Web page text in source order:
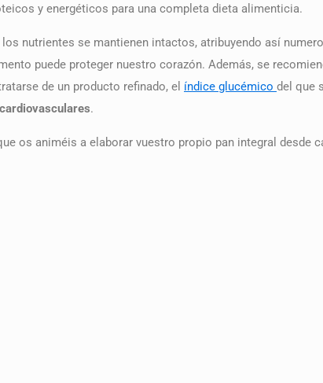
y energéticos para una completa dieta alimenticia.
nutrientes se mantienen intactos, atribuyendo así
puede proteger nuestro corazón. Además, se
de un producto refinado, el índice glucémico del que
.
os animéis a elaborar vuestro propio pan integral desde